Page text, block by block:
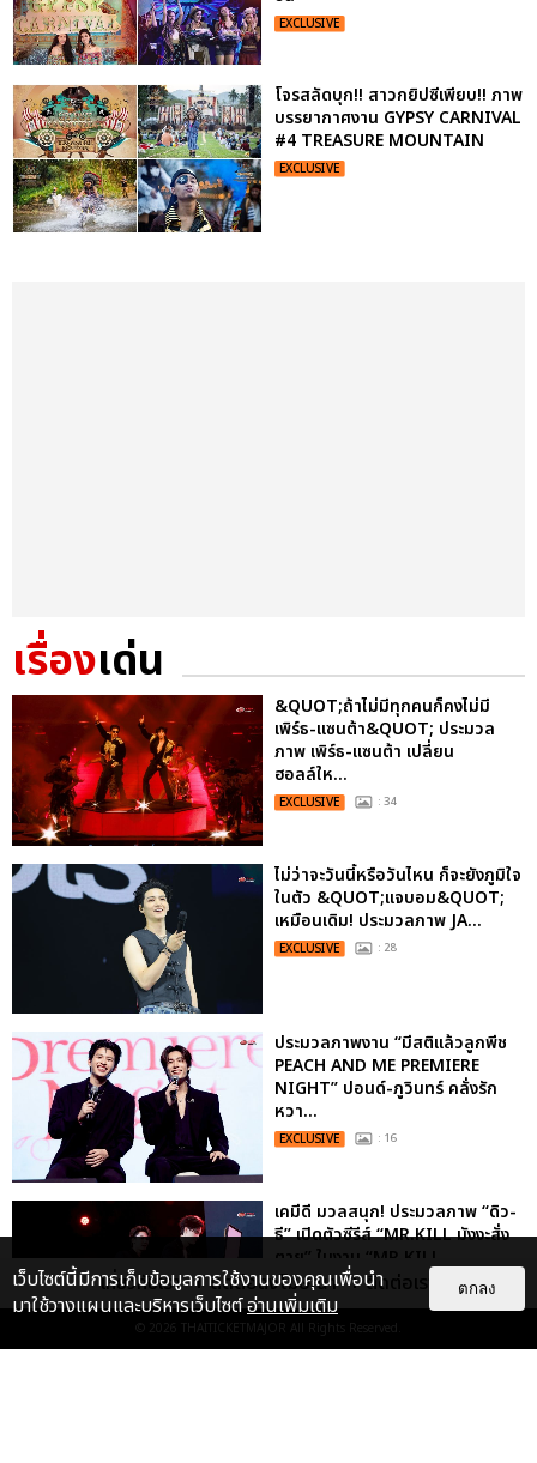
EXCLUSIVE
โจรสลัดบุก!! สาวกยิปซีเพียบ!! ภาพ
บรรยากาศงาน GYPSY CARNIVAL
#4 TREASURE MOUNTAIN
EXCLUSIVE
เรื่องเด่น
&QUOT;ถ้าไม่มีทุกคนก็คงไม่มี
เพิร์ธ-แซนต้า&QUOT; ประมวล
ภาพ เพิร์ธ-แซนต้า เปลี่ยน
ฮอลล์ให...
EXCLUSIVE : 34
ไม่ว่าจะวันนี้หรือวันไหน ก็จะยังภูมิใจ
ในตัว &QUOT;แจบอม&QUOT;
เหมือนเดิม! ประมวลภาพ JA...
EXCLUSIVE : 28
ประมวลภาพงาน “มีสติแล้วลูกพีช
PEACH AND ME PREMIERE
NIGHT” ปอนด์-ภูวินทร์ คลั่งรัก
หวา...
EXCLUSIVE : 16
เคมีดี มวลสนุก! ประมวลภาพ “ดิว-
ธี” เปิดตัวซีรีส์ “MR.KILL มังงะสั่ง
ตาย” ในงาน “MR.KILL...
EXCLUSIVE : 14
เกี่ยวกับเรา ติดต่อลงโฆษณา ติดต่อเรา
© 2026 THAITICKETMAJOR All Rights Reserved.
เว็บไซต์นี้มีการเก็บข้อมูลการใช้งานของคุณเพื่อนำ
มาใช้วางแผนและบริหารเว็บไซต์อ่านเพิ่มเติม
ตกลง